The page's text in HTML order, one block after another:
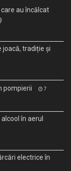
au încălcat
joacă, tradiție și
pompierii 7
în aerul
electrice în